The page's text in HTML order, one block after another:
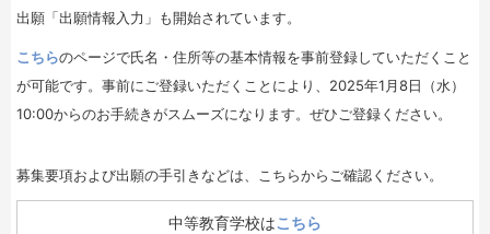
出願「出願情報入力」も開始されています。
こちらのページで氏名・住所等の基本情報を事前登録していただくこと
が可能です。事前にご登録いただくことにより、2025年1月8日（水）
10:00からのお手続きがスムーズになります。ぜひご登録ください。
募集要項および出願の手引きなどは、こちらからご確認ください。
中等教育学校はこちら